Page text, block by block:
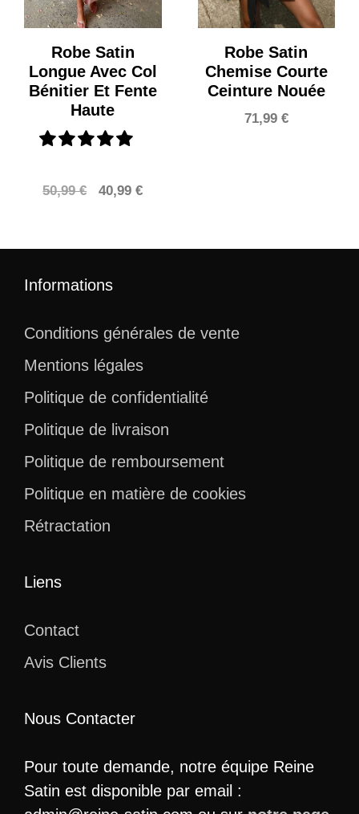
Robe Satin
Longue Avec Col
Bénitier Et Fente
Haute
50,99€
Le
était :
40,99€Le
est :
Robe Satin
Chemise Courte
Ceinture Nouée
71,99 €
Informations
Conditions générales de vente
Mentions légales
Politique de confidentialité
Politique de livraison
Politique de remboursement
Politique en matière de cookies
Rétractation
Liens
Contact
Avis Clients
Nous Contacter
Pour toute demande, notre équipe Reine
Satin est disponible par email :